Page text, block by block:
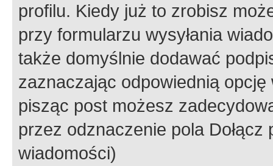
profilu. Kiedy już to zrobisz
przy formularzu wysyłania
także domyślnie dodawać
zaznaczając odpowiednią
pisząc post możesz
przez odznaczenie pola
wiadomości)